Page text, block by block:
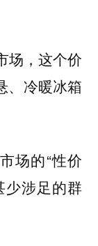
场，这个价
、冷暖冰箱
场的“性价
少涉足的群